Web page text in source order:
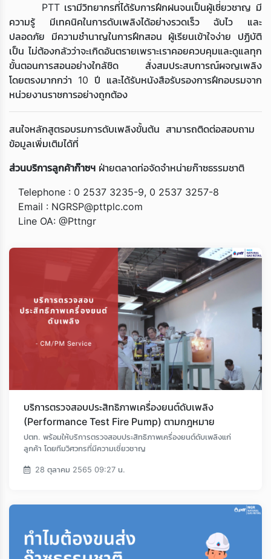
PTT เรามีวิทยากรที่ได้รับการฝึกฝนจนเป็นผู้เชี่ยวชาญ มี
ความรู้ มีเทคนิคในการดับเพลิงได้อย่างรวดเร็ว ฉับไว และ
ปลอดภัย มีความชำนาญในการฝึกสอน ผู้เรียนเข้าใจง่าย ปฏิบัติ
เป็น ไม่ต้องกลัวว่าจะเกิดอันตรายเพราะเราคอยควบคุมและดูแลทุก
ขั้นตอนการสอนอย่างใกล้ชิด สั่งสมประสบการณ์ผจญเพลิง
โดยตรงมากกว่า 10 ปี และได้รับหนังสือรับรองการฝึกอบรมจาก
หน่วยงานราชการอย่างถูกต้อง
สนใจหลักสูตรอบรมการดับเพลิงขั้นต้น สามารถติดต่อสอบถาม
ข้อมูลเพิ่มเติมได้ที่
ส่วนบริการลูกค้าก๊าซฯ ฝ่ายตลาดท่อจัดจำหน่ายก๊าซธรรมชาติ
Telephone : 0 2537 3235-9, 0 2537 3257-8
Email : NGRSP@pttplc.com
Line OA: @Pttngr
บริการตรวจสอบประสิทธิภาพเครื่องยนต์ดับเพลิง
(Performance Test Fire Pump) ตามกฎหมาย
ปตท. พร้อมให้บริการตรวจสอบประสิทธิภาพเครื่องยนต์ดับเพลิงแก่
ลูกค้า โดยทีมวิศวกรที่มีความเชี่ยวชาญ
28 ตุลาคม 2565 09:27 น.
Loading...